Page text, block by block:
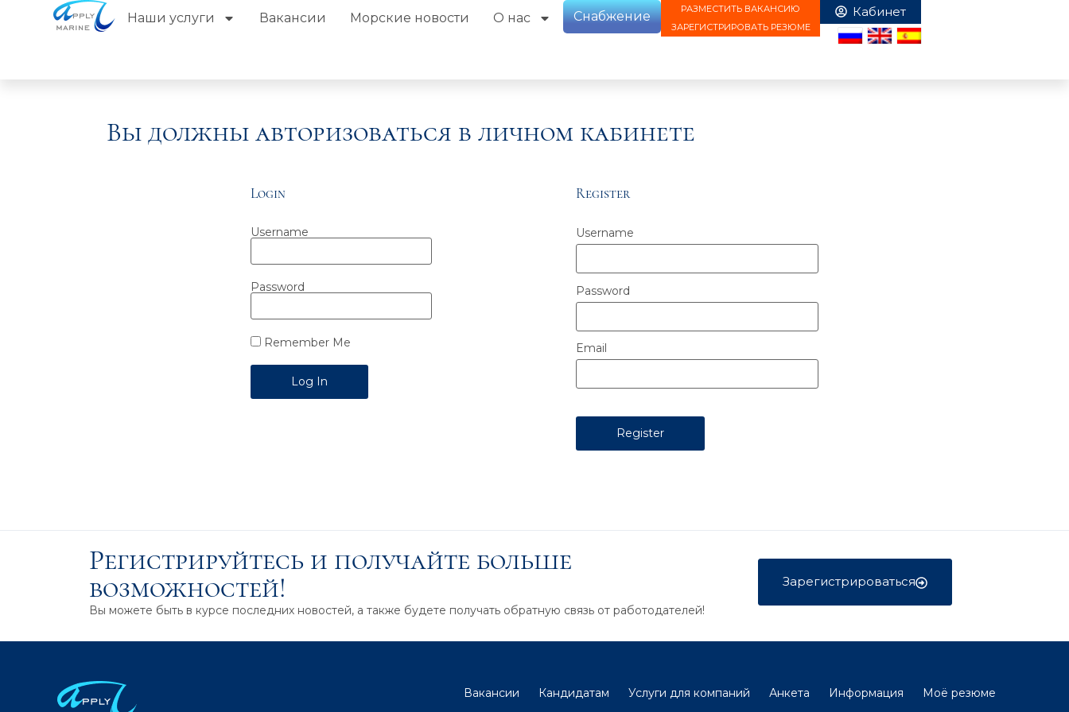
Наши услуги Вакансии Морские новости О нас Снабжение
РАЗМЕСТИТЬ ВАКАНСИЮ
ЗАРЕГИСТРИРОВАТЬ РЕЗЮМЕ
Вы должны авторизоваться в личном кабинете
Login
Username
Password
Remember Me
Register
Username
Password
Email
Регистрируйтесь и получайте больше
возможностей!
Вы можете быть в курсе последних новостей, а также будете получать обратную связь от работодателей!
Зарегистрироваться
Вакансии Кандидатам Услуги для компаний Анкета Информация
Моё резюме